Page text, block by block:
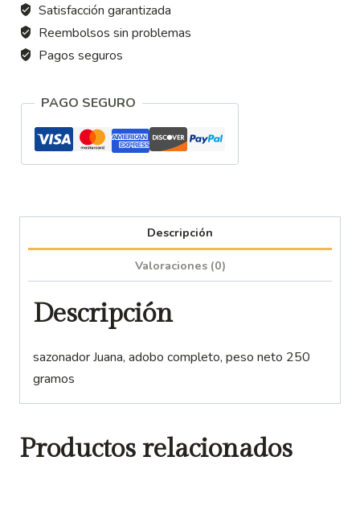
Satisfacción garantizada
Reembolsos sin problemas
Pagos seguros
PAGO SEGURO
Descripción
Valoraciones (0)
Descripción
sazonador Juana, adobo completo, peso neto 250
gramos
Productos relacionados